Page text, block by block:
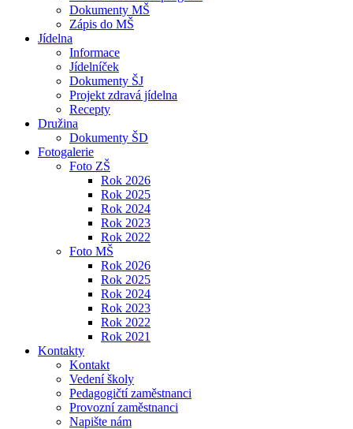
Dokumenty MŠ
Zápis do MŠ
Jídelna
Informace
Jídelníček
Dokumenty ŠJ
Projekt zdravá jídelna
Recepty
Družina
Dokumenty ŠD
Fotogalerie
Foto ZŠ
Rok 2026
Rok 2025
Rok 2024
Rok 2023
Rok 2022
Foto MŠ
Rok 2026
Rok 2025
Rok 2024
Rok 2023
Rok 2022
Rok 2021
Kontakty
Kontakt
Vedení školy
Pedagogičtí zaměstnanci
Provozní zaměstnanci
Napište nám